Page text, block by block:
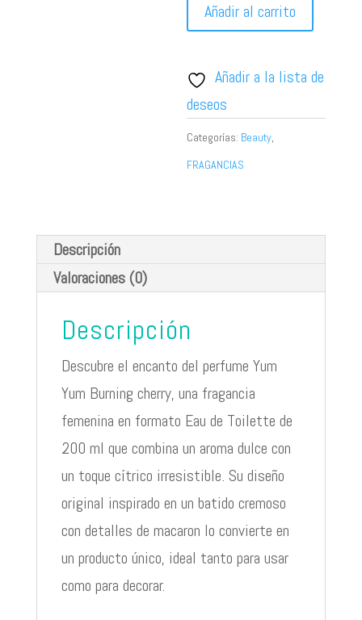
mujer
yum
Burning
Cherry
Añadir al carrito
Añadir a la lista de
deseos
Categorías: Beauty,
FRAGANCIAS
Descripción
Valoraciones (0)
Descripción
Descubre el encanto del perfume Yum
Yum Burning cherry, una fragancia
femenina en formato Eau de Toilette de
200 ml que combina un aroma dulce con
un toque cítrico irresistible. Su diseño
original inspirado en un batido cremoso
con detalles de macaron lo convierte en
un producto único, ideal tanto para usar
como para decorar.